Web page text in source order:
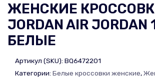
ЖЕНСКИЕ
JORDAN AIR JORDAN
БЕЛЫЕ
Артикул (SKU): BQ6472201
Категории: Белые кроссовки женские,